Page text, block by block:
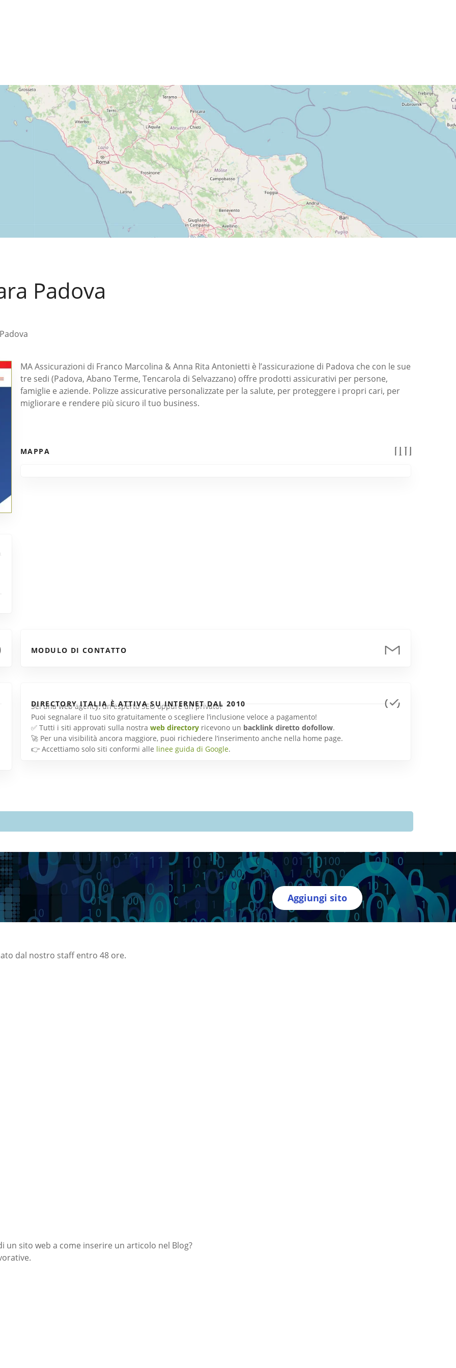
Padova
MA Assicurazioni di Franco Marcolina & Anna Rita Antonietti è l’assicurazione di Padova che con le sue
tre sedi (Padova, Abano Terme, Tencarola di Selvazzano) offre prodotti assicurativi per persone,
famiglie e aziende. Polizze assicurative personalizzate per la salute, per proteggere i propri cari, per
migliorare e rendere più sicuro il tuo business.
MAPPA
MODULO DI CONTATTO
DIRECTORY ITALIA È ATTIVA SU INTERNET DAL 2010
Sei una web agency, un esperto SEO oppure un privato?
Puoi segnalare il tuo sito gratuitamente o scegliere l’inclusione veloce a pagamento!
✅ Tutti i siti approvati sulla nostra web directoryricevono un backlink diretto dofollow.
🚀 Per una visibilità ancora maggiore, puoi richiedere l’inserimento anche nella home page.
👉 Accettiamo solo siti conformi alle linee guida di Google.
Aggiungi sito
dal nostro staff entro 48 ore.
un sito web a come inserire un articolo nel Blog?